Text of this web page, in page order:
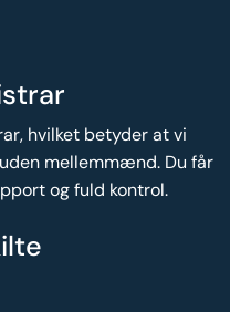
hvilket betyder at vi
mellemmænd. Du får
og fuld kontrol.